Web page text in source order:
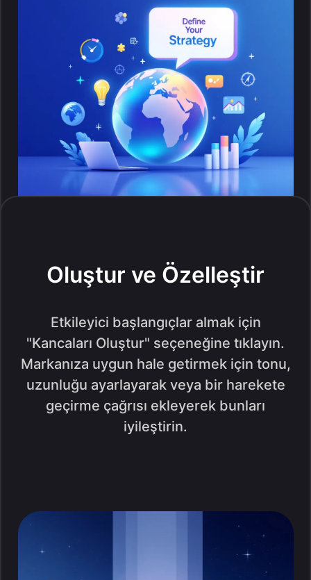
Oluştur ve Özelleştir
Etkileyici başlangıçlar almak için
"Kancaları Oluştur" seçeneğine tıklayın.
Markanıza uygun hale getirmek için tonu,
uzunluğu ayarlayarak veya bir harekete
geçirme çağrısı ekleyerek bunları
iyileştirin.